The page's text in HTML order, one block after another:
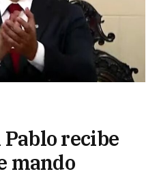
Pablo recibe
mando